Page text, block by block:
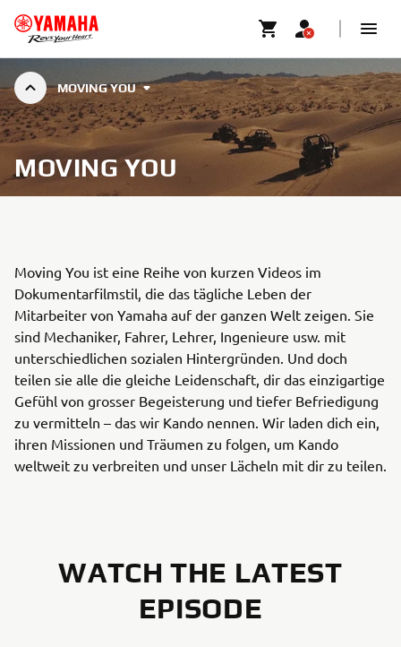
MOVING YOU
MOVING YOU
Moving You ist eine Reihe von kurzen Videos im
Dokumentarfilmstil, die das tägliche Leben der
Mitarbeiter von Yamaha auf der ganzen Welt zeigen. Sie
sind Mechaniker, Fahrer, Lehrer, Ingenieure usw. mit
unterschiedlichen sozialen Hintergründen. Und doch
teilen sie alle die gleiche Leidenschaft, dir das einzigartige
Gefühl von grosser Begeisterung und tiefer Befriedigung
zu vermitteln – das wir Kando nennen. Wir laden dich ein,
ihren Missionen und Träumen zu folgen, um Kando
weltweit zu verbreiten und unser Lächeln mit dir zu teilen.
WATCH THE LATEST
EPISODE